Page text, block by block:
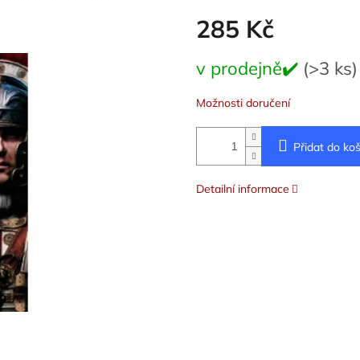
285 Kč
cena:
v prodejně✔️ (>3 ks)
Možnosti doručení
Přidat do
Detailní informace